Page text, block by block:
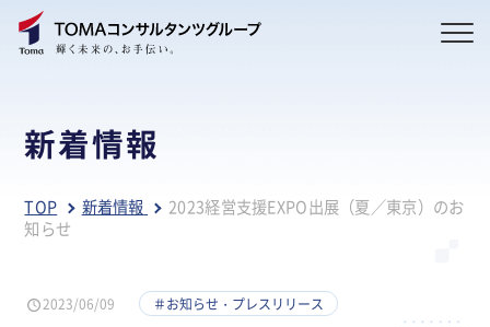
新着情報
TOP 新着情報
2023経営支援EXPO出展（夏／東京）のお
知らせ
2023/06/09 ＃お知らせ・プレスリリース